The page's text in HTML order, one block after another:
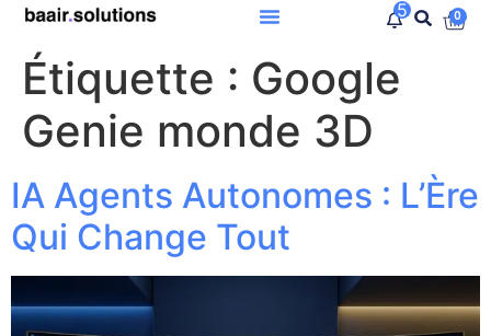
5 0
Étiquette : Google
Genie monde 3D
IA Agents Autonomes : L’Ère
Qui Change Tout